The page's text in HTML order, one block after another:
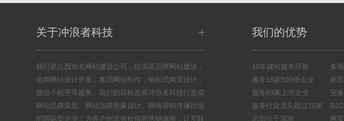
关于冲浪者科技 +
我们是江西知名网站建设公司，提供高品牌网站建设，
电商网站设计开发，集团网站制作，响应式网页设计，
微信小程序等服务。我们的目标是将冲浪者科技打造成
网站品牌策划、网站品牌形象设计、网络营销传播行业
的国际型企业！为客户创造有价值的营销体验，让互联
我们的优势
10年建站服务经验
服务18家500强企业
服务89家上市企业
服务行业龙头超过70家
总部位于深圳
多
南
完
网